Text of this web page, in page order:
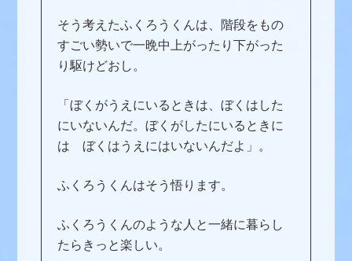
そう考えたふくろうくんは、階段をもの
すごい勢いで一晩中上がったり下がった
り駆けどおし。
「ぼくがうえにいるときは、ぼくはした
にいないんだ。ぼくがしたにいるときに
は ぼくはうえにはいないんだよ」。
ふくろうくんはそう悟ります。
ふくろうくんのような人と一緒に暮らし
たらきっと楽しい。